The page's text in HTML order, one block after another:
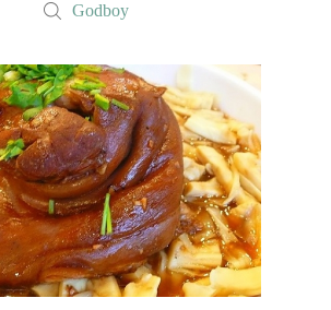
Godboy